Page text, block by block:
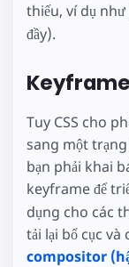
thiếu, ví dụ như
đầy).
Keyframe
Tuy CSS cho
sang một
bạn phải khai
keyframe để
dụng cho các
tải lại bố cục
compositor